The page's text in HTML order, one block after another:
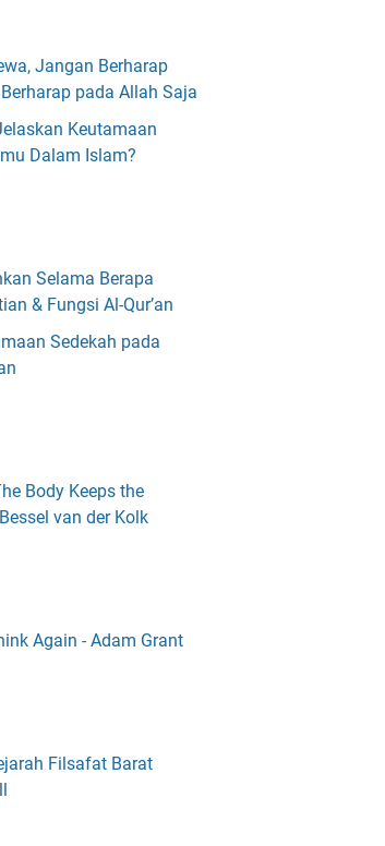
Jangan Berharap
pada Allah Saja
Keutamaan
Dalam Islam?
Selama Berapa
& Fungsi Al-Qur’an
Sedekah pada
Body Keeps the
van der Kolk
Again - Adam Grant
Filsafat Barat